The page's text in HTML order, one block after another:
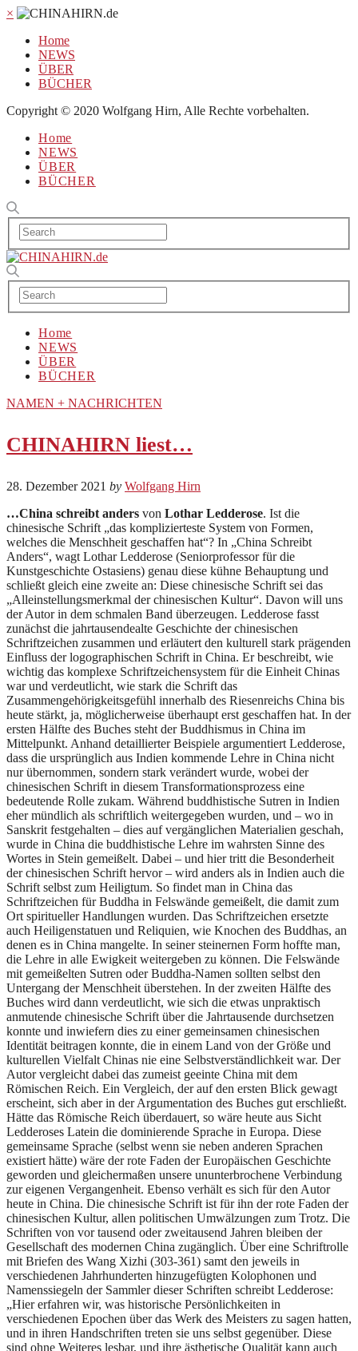
×
Home
NEWS
ÜBER
BÜCHER
Copyright © 2020 Wolfgang Hirn, Alle Rechte vorbehalten.
Home
NEWS
ÜBER
BÜCHER
Home
NEWS
ÜBER
BÜCHER
NAMEN + NACHRICHTEN
CHINAHIRN liest…
28. Dezember 2021 by Wolfgang Hirn
…China schreibt anders von Lothar Ledderose. Ist die
chinesische Schrift „das komplizierteste System von Formen,
welches die Menschheit geschaffen hat“? In „China Schreibt
Anders“, wagt Lothar Ledderose (Seniorprofessor für die
Kunstgeschichte Ostasiens) genau diese kühne Behauptung und
schließt gleich eine zweite an: Diese chinesische Schrift sei das
„Alleinstellungsmerkmal der chinesischen Kultur“. Davon will uns
der Autor in dem schmalen Band überzeugen. Ledderose fasst
zunächst die jahrtausendealte Geschichte der chinesischen
Schriftzeichen zusammen und erläutert den kulturell stark prägenden
Einfluss der logographischen Schrift in China. Er beschreibt, wie
wichtig das komplexe Schriftzeichensystem für die Einheit Chinas
war und verdeutlicht, wie stark die Schrift das
Zusammengehörigkeitsgefühl innerhalb des Riesenreichs China bis
heute stärkt, ja, möglicherweise überhaupt erst geschaffen hat. In der
ersten Hälfte des Buches steht der Buddhismus in China im
Mittelpunkt. Anhand detaillierter Beispiele argumentiert Ledderose,
dass die ursprünglich aus Indien kommende Lehre in China nicht
nur übernommen, sondern stark verändert wurde, wobei der
chinesischen Schrift in diesem Transformationsprozess eine
bedeutende Rolle zukam. Während buddhistische Sutren in Indien
eher mündlich als schriftlich weitergegeben wurden, und – wo in
Sanskrit festgehalten – dies auf vergänglichen Materialien geschah,
wurde in China die buddhistische Lehre im wahrsten Sinne des
Wortes in Stein gemeißelt. Dabei – und hier tritt die Besonderheit
der chinesischen Schrift hervor – wird anders als in Indien auch die
Schrift selbst zum Heiligtum. So findet man in China das
Schriftzeichen für Buddha in Felswände gemeißelt, die damit zum
Ort spiritueller Handlungen wurden. Das Schriftzeichen ersetzte
auch Heiligenstatuen und Reliquien, wie Knochen des Buddhas, an
denen es in China mangelte. In seiner steinernen Form hoffte man,
die Lehre in alle Ewigkeit weitergeben zu können. Die Felswände
mit gemeißelten Sutren oder Buddha-Namen sollten selbst den
Untergang der Menschheit überstehen. In der zweiten Hälfte des
Buches wird dann verdeutlicht, wie sich die etwas unpraktisch
anmutende chinesische Schrift über die Jahrtausende durchsetzen
konnte und inwiefern dies zu einer gemeinsamen chinesischen
Identität beitragen konnte, die in einem Land von der Größe und
kulturellen Vielfalt Chinas nie eine Selbstverständlichkeit war. Der
Autor vergleicht dabei das zumeist geeinte China mit dem
Römischen Reich. Ein Vergleich, der auf den ersten Blick gewagt
erscheint, sich aber in der Argumentation des Buches gut erschließt.
Hätte das Römische Reich überdauert, so wäre heute aus Sicht
Ledderoses Latein die dominierende Sprache in Europa. Diese
gemeinsame Sprache (selbst wenn sie neben anderen Sprachen
existiert hätte) wäre der rote Faden der Europäischen Geschichte
geworden und gleichermaßen unsere ununterbrochene Verbindung
zur eigenen Vergangenheit. Ebenso verhält es sich für den Autor
heute in China. Die chinesische Schrift ist für ihn der rote Faden der
chinesischen Kultur, allen politischen Umwälzungen zum Trotz. Die
Schriften von vor tausend oder zweitausend Jahren bleiben der
Gesellschaft des modernen China zugänglich. Über eine Schriftrolle
mit Briefen des Wang Xizhi (303-361) samt den jeweils in
verschiedenen Jahrhunderten hinzugefügten Kolophonen und
Namenssiegeln der Sammler dieser Schriften schreibt Ledderose:
„Hier erfahren wir, was historische Persönlichkeiten in
verschiedenen Epochen über das Werk des Meisters zu sagen hatten,
und in ihren Handschriften treten sie uns selbst gegenüber. Diese
sind ohne Weiteres lesbar, und ihre ästhetische Qualität kann auch